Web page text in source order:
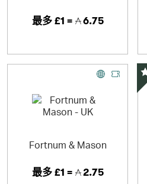
最多£1 = 6.75
Fortnum & Mason
最多£1 = 2.75